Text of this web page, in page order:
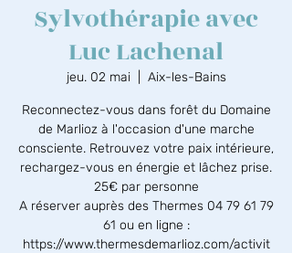
Sylvothérapie avec
Luc Lachenal
jeu. 02 mai
  |
Aix-les-Bains
Reconnectez-vous dans forêt du Domaine
de Marlioz à l'occasion d'une marche
consciente. Retrouvez votre paix intérieure,
rechargez-vous en énergie et lâchez prise.
25€ par personne
A réserver auprès des Thermes 04 79 61 79
61 ou en ligne :
https://www.thermesdemarlioz.com/activit